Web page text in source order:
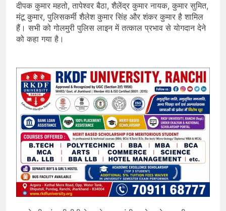
दीपक कुमार महतो, तापेश्वर बैठा, शैलेंद्र कुमार नायक, कुमार सुमित,
मंटू कुमार, पुलिसकर्मी शैलेश कुमार सिंह और शंकर कुमार है शामिल
हैं। सभी को गोलमुरी पुलिस लाइन में तत्काल प्रभाव से योगदान देने
को कहा गया है।